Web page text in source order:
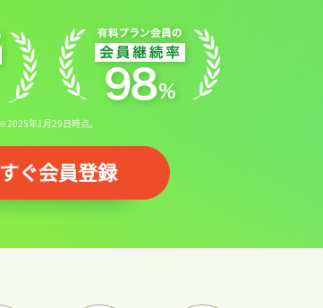
※2025年1月29日時点。
ぐ会員登録